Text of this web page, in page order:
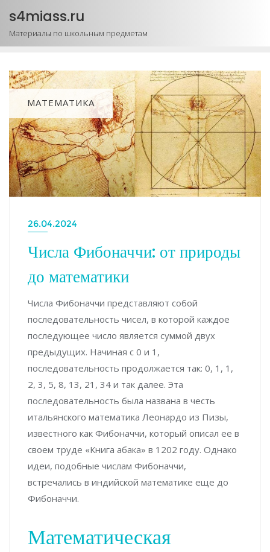
Промотать
содержимому
s4miass.ru
Материалы по школьным предметам
МАТЕМАТИКА
26.04.2024
Числа Фибоначчи: от природы
до математики
Числа Фибоначчи представляют собой
последовательность чисел, в которой каждое
последующее число является суммой двух
предыдущих. Начиная с 0 и 1,
последовательность продолжается так: 0, 1, 1,
2, 3, 5, 8, 13, 21, 34 и так далее. Эта
последовательность была названа в честь
итальянского математика Леонардо из Пизы,
известного как Фибоначчи, который описал ее в
своем труде «Книга абака» в 1202 году. Однако
идеи, подобные числам Фибоначчи,
встречались в индийской математике еще до
Фибоначчи.
Математическая